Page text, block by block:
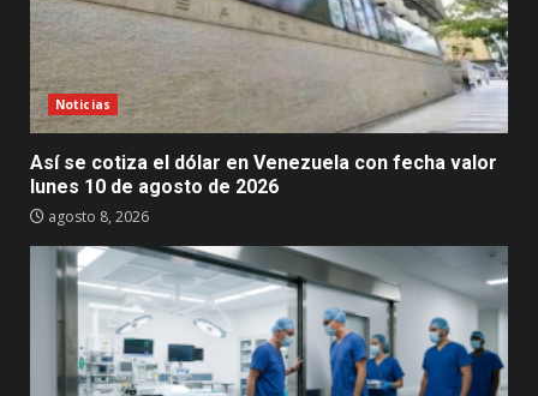
Noticias
Así se cotiza el dólar en Venezuela con fecha valor
lunes 10 de agosto de 2026
agosto 8, 2026